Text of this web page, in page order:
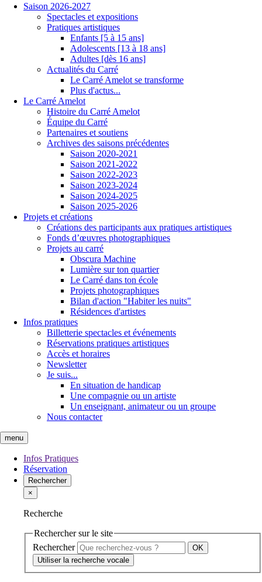
Saison 2026-2027
Spectacles et expositions
Pratiques artistiques
Enfants [5 à 15 ans]
Adolescents [13 à 18 ans]
Adultes [dès 16 ans]
Actualités du Carré
Le Carré Amelot se transforme
Plus d'actus...
Le Carré Amelot
Histoire du Carré Amelot
Équipe du Carré
Partenaires et soutiens
Archives des saisons précédentes
Saison 2020-2021
Saison 2021-2022
Saison 2022-2023
Saison 2023-2024
Saison 2024-2025
Saison 2025-2026
Projets et créations
Créations des participants aux pratiques artistiques
Fonds d’œuvres photographiques
Projets au carré
Obscura Machine
Lumière sur ton quartier
Le Carré dans ton école
Projets photographiques
Bilan d'action "Habiter les nuits"
Résidences d'artistes
Infos pratiques
Billetterie spectacles et événements
Réservations pratiques artistiques
Accès et horaires
Newsletter
Je suis...
En situation de handicap
Une compagnie ou un artiste
Un enseignant, animateur ou un groupe
Nous contacter
menu
Infos Pratiques
Réservation
Rechercher
×
Recherche
Rechercher sur le site
Rechercher
Utiliser la recherche vocale